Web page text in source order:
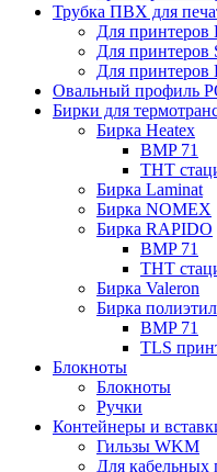
Трубка ПВХ для
Для принтеров
Для принтеров
Для
Овальный профиль
Бирки для
Бирка Heatex
BMP 71
THT
Бирка Laminat
Бирка NOMEX
Бирка RAPIDO
BMP 71
THT
Бирка Valeron
Бирка
BMP 71
TLS
Блокноты
Блокноты
Ручки
Контейнеры и
Гильзы WKM
Для кабельных